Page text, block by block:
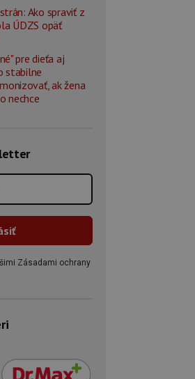
Ako spraviť z
ÚDZS opäť
pre dieťa aj
stabilne
ak žena
nechce
Zásadami ochrany